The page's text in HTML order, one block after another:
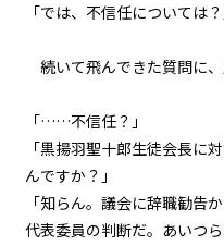
一
不
「では、不信任については？
続いて飛んできた質問に、
「……不信任？」
「黒揚羽聖十郎生徒会長に
んですか？」
「知らん。議会に辞職勧告
代表委員の判断だ。あいつ